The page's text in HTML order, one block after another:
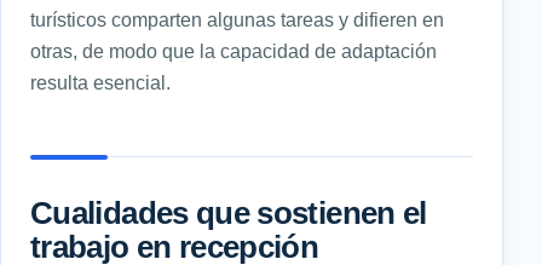
turísticos comparten algunas tareas y difieren en
otras, de modo que la capacidad de adaptación
resulta esencial.
Cualidades que sostienen el
trabajo en recepción